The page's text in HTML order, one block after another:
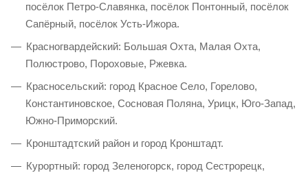
посёлок Петро-Славянка, посёлок Понтонный, посёлок
Сапёрный, посёлок Усть-Ижора.
Красногвардейский: Большая Охта, Малая Охта,
Полюстрово, Пороховые, Ржевка.
Красносельский: город Красное Село, Горелово,
Константиновское, Сосновая Поляна, Урицк, Юго-Запад,
Южно-Приморский.
Кронштадтский район и город Кронштадт.
Курортный: город Зеленогорск, город Сестрорецк,